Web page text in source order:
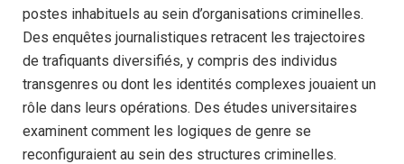
postes inhabituels au sein d’organisations criminelles.
Des enquêtes journalistiques retracent les trajectoires
de trafiquants diversifiés, y compris des individus
transgenres ou dont les identités complexes jouaient un
rôle dans leurs opérations. Des études universitaires
examinent comment les logiques de genre se
reconfiguraient au sein des structures criminelles.